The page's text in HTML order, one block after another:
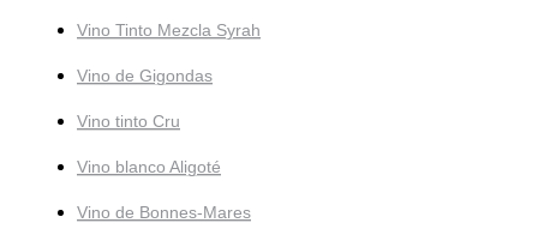
Vino Tinto Mezcla Syrah
Vino de Gigondas
Vino tinto Cru
Vino blanco Aligoté
Vino de Bonnes-Mares